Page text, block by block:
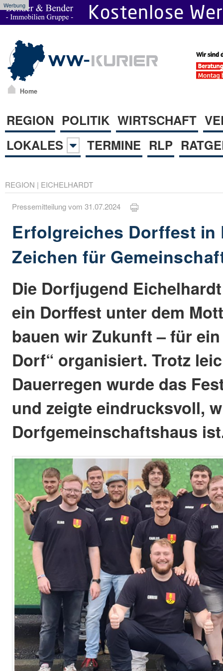
Werbung
Home
REGION POLITIK WIRTSCHAFT
LOKALES
TERMINE RLP
REGION | EICHELHARDT
Pressemitteilung vom 31.07.2024
Erfolgreiches Dorffest in
Zeichen für
Die Dorfjugend
ein Dorffest unter dem
bauen wir Zukunft – für
Dorf“ organisiert. Trotz
Dauerregen wurde das
und zeigte eindrucksvoll,
Dorfgemeinschaftshaus